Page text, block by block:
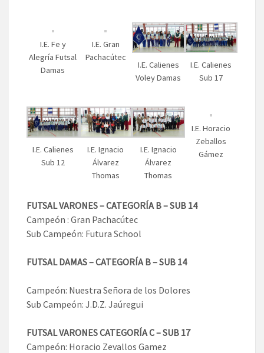
I.E. Fe y
Alegría Futsal
Damas
I.E. Gran
Pachacútec
I.E. Calienes
Voley Damas
I.E. Calienes
Sub 17
I.E. Calienes
Sub 12
I.E. Ignacio
Álvarez
Thomas
I.E. Ignacio
Álvarez
Thomas
I.E. Horacio
Zeballos
Gámez
FUTSAL VARONES – CATEGORÍA B – SUB 14
Campeón : Gran Pachacútec
Sub Campeón: Futura School
FUTSAL DAMAS – CATEGORÍA B – SUB 14
Campeón: Nuestra Señora de los Dolores
Sub Campeón: J.D.Z. Jaúregui
FUTSAL VARONES CATEGORÍA C – SUB 17
Campeón: Horacio Zevallos Gamez